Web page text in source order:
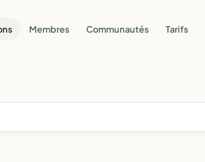
Membres Communautés Tarifs